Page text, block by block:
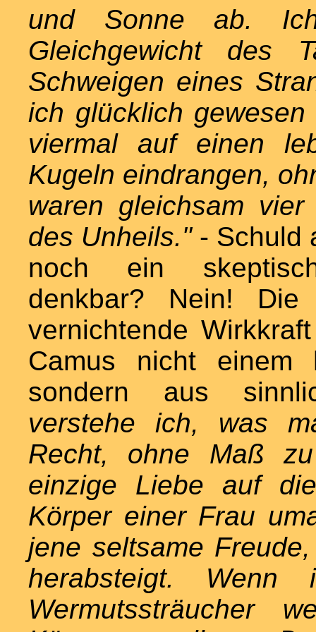
und Sonne ab.
Gleichgewicht des
Schweigen eines
ich glücklich
viermal auf einen
Kugeln eindrangen,
waren gleichsam
des Unheils."- Schuld
noch ein
denkbar? Nein!
vernichtende
Camus nicht einem
sondern aus
verstehe ich, was
Recht, ohne Maß
einzige Liebe auf
Körper einer Frau
jene seltsame
herabsteigt.
Wermutssträucher